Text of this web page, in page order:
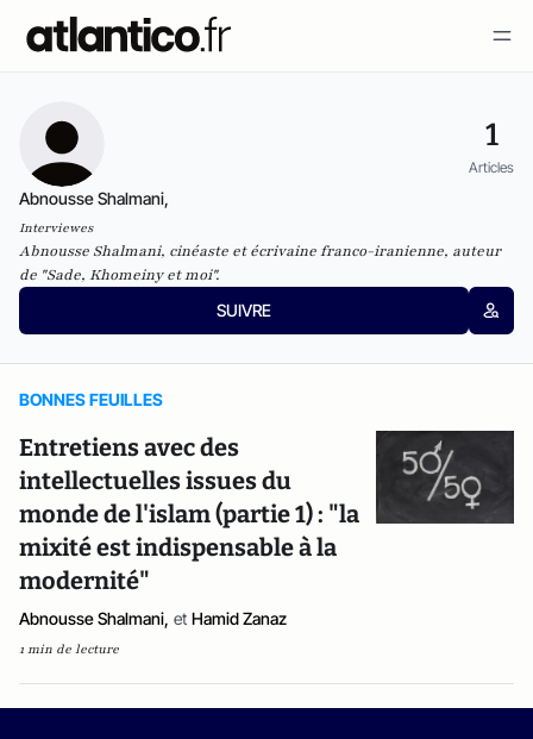
1
Articles
Abnousse Shalmani,
Interviewes
Abnousse Shalmani, cinéaste et écrivaine franco-iranienne, auteur
de "Sade, Khomeiny et moi".
SUIVRE
BONNES FEUILLES
Entretiens avec des
intellectuelles issues du
monde de l'islam (partie 1) : "la
mixité est indispensable à la
modernité"
Abnousse Shalmani, et Hamid Zanaz
1 min de lecture